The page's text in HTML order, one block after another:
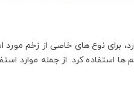
برای نوع های خاصی از زخم
استفاده کرد. از جمله موارد